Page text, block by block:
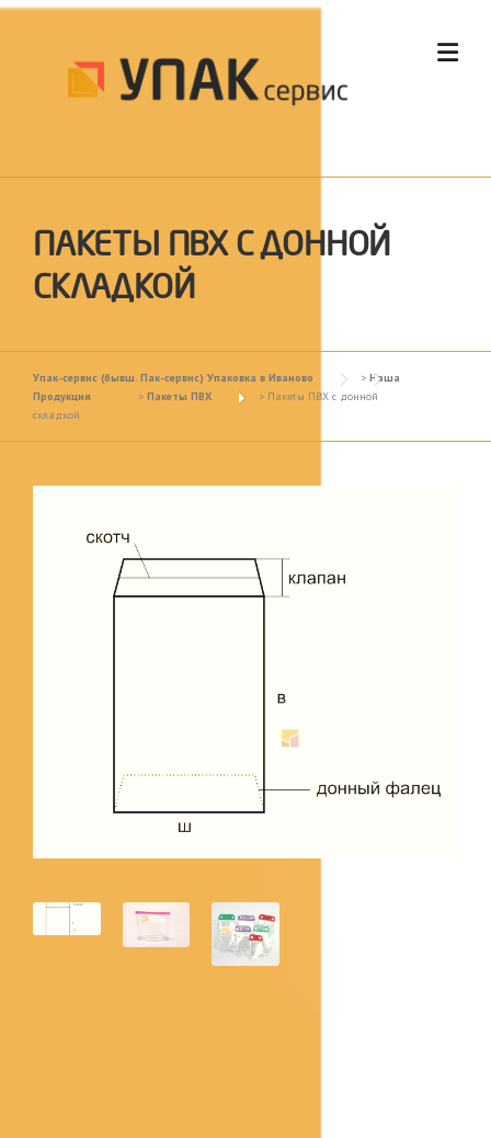
Skip to content
ПАКЕТЫ ПВХ С ДОННОЙ
СКЛАДКОЙ
Упак-сервис (бывш. Пак-сервис) Упаковка в Иваново > Наша
Продукция
> Пакеты ПВХ > Пакеты ПВХ с донной
складкой